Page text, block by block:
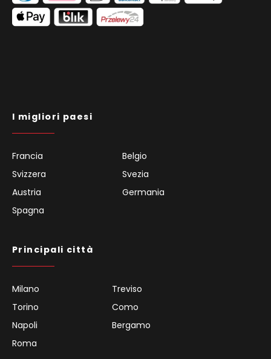
I migliori paesi
Francia
Belgio
Svizzera
Svezia
Austria
Germania
Spagna
Principali città
Milano
Treviso
Torino
Como
Napoli
Bergamo
Roma